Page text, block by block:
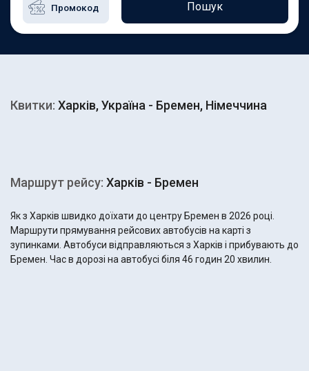
Пошук
Квитки: Харків, Україна - Бремен, Німеччина
Маршрут рейсу: Харків - Бремен
Як з Харків швидко доїхати до центру Бремен в 2026 році.
Маршрути прямування рейсових автобусів на карті з
зупинками. Автобуси відправляються з Харків і прибувають до
Бремен. Час в дорозі на автобусі біля 46 годин 20 хвилин.